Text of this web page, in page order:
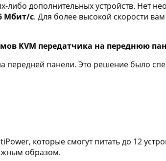
либо дополнительных устройств. Нет
Мбит/с. Для более высокой скорости
KVM передатчика на переднюю
передней панели. Это решение было
которые смогут питать до 12
образом.